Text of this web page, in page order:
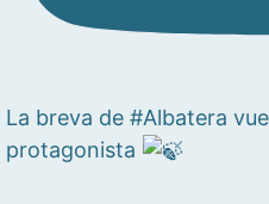
La breva de #Albatera
protagonista